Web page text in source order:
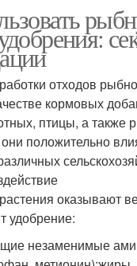
отходов
кормовых
птицы, а также
положительно
оказывают
удобрение:
незаменимые